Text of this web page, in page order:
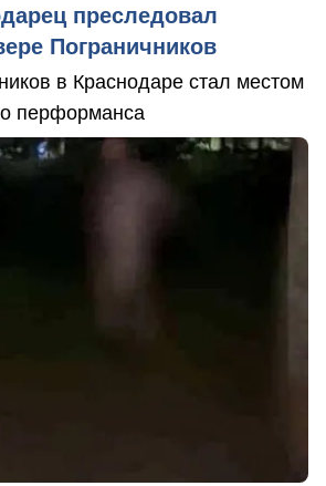
преследовал
Пограничников
в Краснодаре стал местом
перформанса